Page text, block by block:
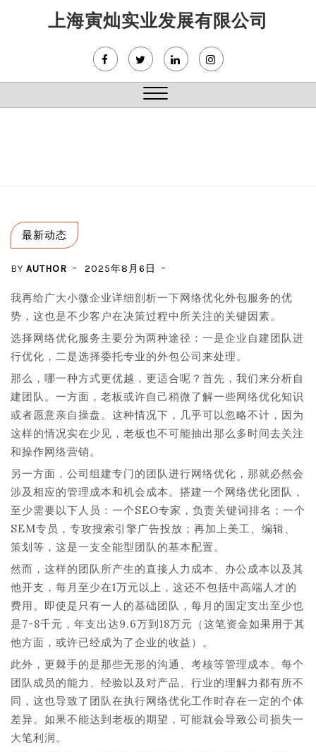
上海寅灿实业发展有限公司
Close
最新动态
BY AUTHOR 2025年8月6日
我再给广大小微企业详细剖析一下网络优化外包服务的优
势，这也是不少客户在决策过程中所关注的关键因素。
选择网络优化服务主要分为两种途径：一是企业自建团队进
行优化，二是选择委托专业的外包公司来处理。
那么，哪一种方式更优越，更适合呢？首先，我们来分析自
建团队。一方面，老板或许自己稍微了解一些网络优化知识
或者愿意亲自操盘。这种情况下，几乎可以忽略不计，因为
这样的情况实在少见，老板也不可能抽出那么多时间去关注
和操作网络营销。
另一方面，公司组建专门的团队进行网络优化，那就必然会
涉及相应的管理成本和机会成本。搭建一个网络优化团队，
至少需要以下人员：一个SEO专家，负责关键词排名；一个
SEM专员，专攻搜索引擎广告投放；再加上美工、编辑、
策划等，这是一支全能型团队的基本配置。
然而，这样的团队所产生的直接人力成本、办公成本以及其
他开支，每月至少在1万元以上，这还不包括中高端人才的
费用。即使是只有一人的基础团队，每月的固定支出至少也
是7-8千元，年支出达9.6万到18万元（这笔资金如果用于其
他方面，或许已经成为了企业的收益）。
此外，更棘手的是那些无形的沟通、考核等管理成本。每个
团队成员的能力、经验以及对产品、行业的理解力都有所不
同，这也导致了团队在执行网络优化工作时存在一定的个体
差异。如果不能达到老板的期望，可能就会导致公司损失一
大笔利润。